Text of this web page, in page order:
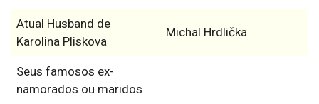
Atual Husband de
Karolina Pliskova
Michal Hrdlička
Seus famosos ex-
namorados ou maridos